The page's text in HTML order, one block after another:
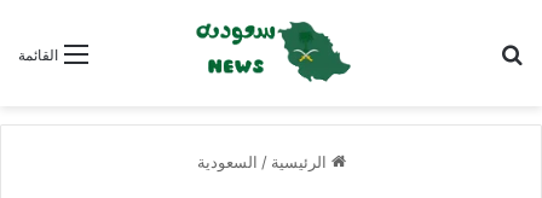
القائمة
الرئيسية / السعودية